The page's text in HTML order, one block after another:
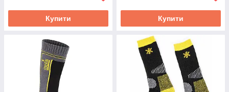
Купити Купити